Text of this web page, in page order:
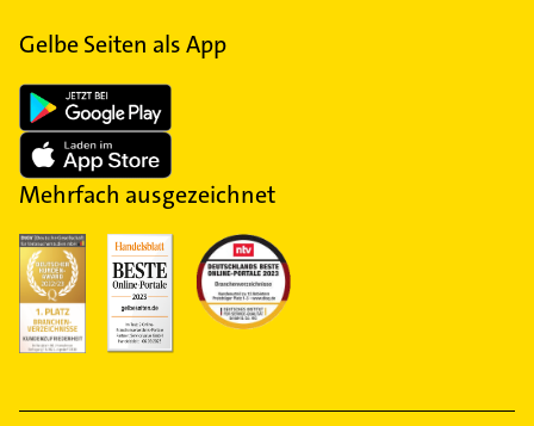
Gelbe Seiten als App
Mehrfach ausgezeichnet